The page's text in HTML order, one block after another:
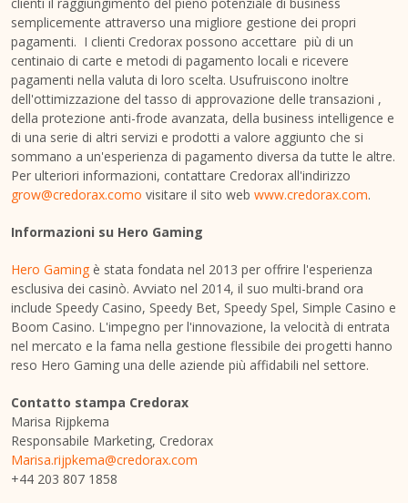
semplicemente attraverso una migliore gestione dei propri
pagamenti. I clienti Credorax possono accettare più di un
centinaio di carte e metodi di pagamento locali e ricevere
pagamenti nella valuta di loro scelta. Usufruiscono inoltre
dell'ottimizzazione del tasso di approvazione delle transazioni ,
della protezione anti-frode avanzata, della business intelligence e
di una serie di altri servizi e prodotti a valore aggiunto che si
sommano a un'esperienza di pagamento diversa da tutte le altre.
Per ulteriori informazioni, contattare Credorax all'indirizzo
grow@credorax.como visitare il sito web www.credorax.com.
Informazioni su Hero Gaming
Hero Gaming è stata fondata nel 2013 per offrire l'esperienza
esclusiva dei casinò. Avviato nel 2014, il suo multi-brand ora
include Speedy Casino, Speedy Bet, Speedy Spel, Simple Casino e
Boom Casino. L'impegno per l'innovazione, la velocità di entrata
nel mercato e la fama nella gestione flessibile dei progetti hanno
reso Hero Gaming una delle aziende più affidabili nel settore.
Contatto stampa Credorax
Marisa Rijpkema
Responsabile Marketing, Credorax
Marisa.rijpkema@credorax.com
+44 203 807 1858